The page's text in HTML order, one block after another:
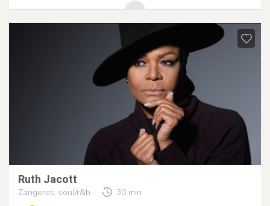
Ruth Jacott
Zangeres, soul/r&b 30 min